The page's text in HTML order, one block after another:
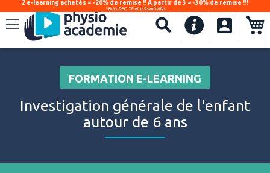
Recherche
2 e-learning achetés = -20% de remise !! À partir de 3 = -30% de remise !!!
*Hors DPC, TP et présentielles
.
FORMATION E-LEARNING
Investigation générale de l'enfant
autour de 6 ans